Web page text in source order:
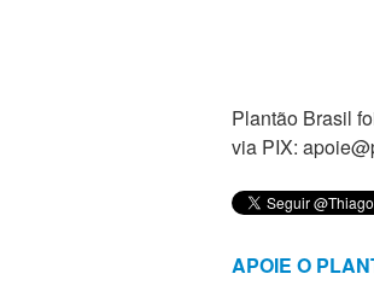
Plantão Brasil
via PIX:
APOIE O